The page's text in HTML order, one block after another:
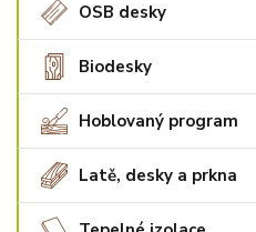
OSB desky
Biodesky
Hoblovaný program
Latě, desky a prkna